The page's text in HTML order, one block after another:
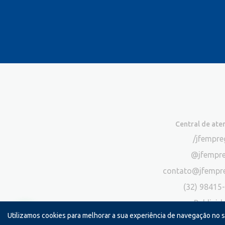
Utilizamos cookies para melhorar a sua experiência de navegação
Central de
/
(32)
*Exclusivo para atendimento via chat.